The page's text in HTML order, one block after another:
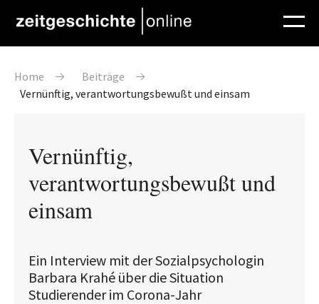
Pfadnavigation
Home
Beiträge
Vernünftig, verantwortungsbewußt und einsam
Vernünftig,
verantwortungsbewußt und
einsam
Ein Interview mit der Sozialpsychologin
Barbara Krahé über die Situation
Studierender im Corona-Jahr